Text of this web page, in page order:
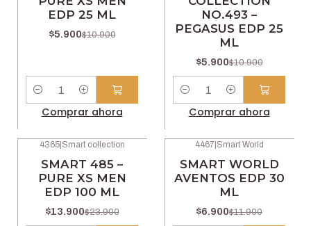
EDP 25 ML
$5.900$10.900
Comprar ahora
NO.493 –
PEGASUS EDP 25
ML
$5.900$10.900
Comprar ahora
4365| Smart collection
SMART 485 –
PURE XS MEN
EDP 100 ML
$13.900$23.900
4467| Smart World
SMART WORLD
AVENTOS EDP 30
ML
$6.900$11.900